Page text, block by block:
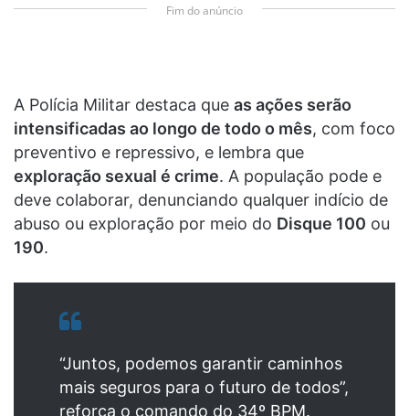
Fim do anúncio
A Polícia Militar destaca que as ações serão
intensificadas ao longo de todo o mês, com foco
preventivo e repressivo, e lembra que
exploração sexual é crime. A população pode e
deve colaborar, denunciando qualquer indício de
abuso ou exploração por meio do Disque 100 ou
190.
“Juntos, podemos garantir caminhos
mais seguros para o futuro de todos”,
reforça o comando do 34º BPM.